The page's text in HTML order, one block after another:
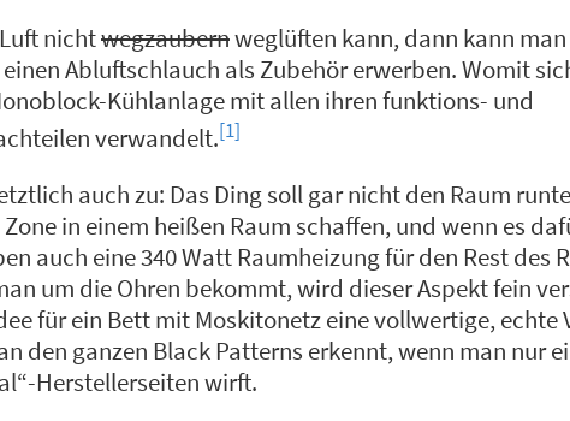
nichtwegzaubernweglüften kann, dann kann
Abluftschlauch als Zubehör erwerben. Womit
Kühlanlage mit allen ihren funktions- und
verwandelt.[1]
auch zu: Das Ding soll gar nicht den Raum
in einem heißen Raum schaffen, und wenn es
auch eine 340 Watt Raumheizung für den Rest des
um die Ohren bekommt, wird dieser Aspekt fein
für ein Bett mit Moskitonetz eine vollwertige, echte
den ganzen Black Patterns erkennt, wenn man nur
Herstellerseiten wirft.